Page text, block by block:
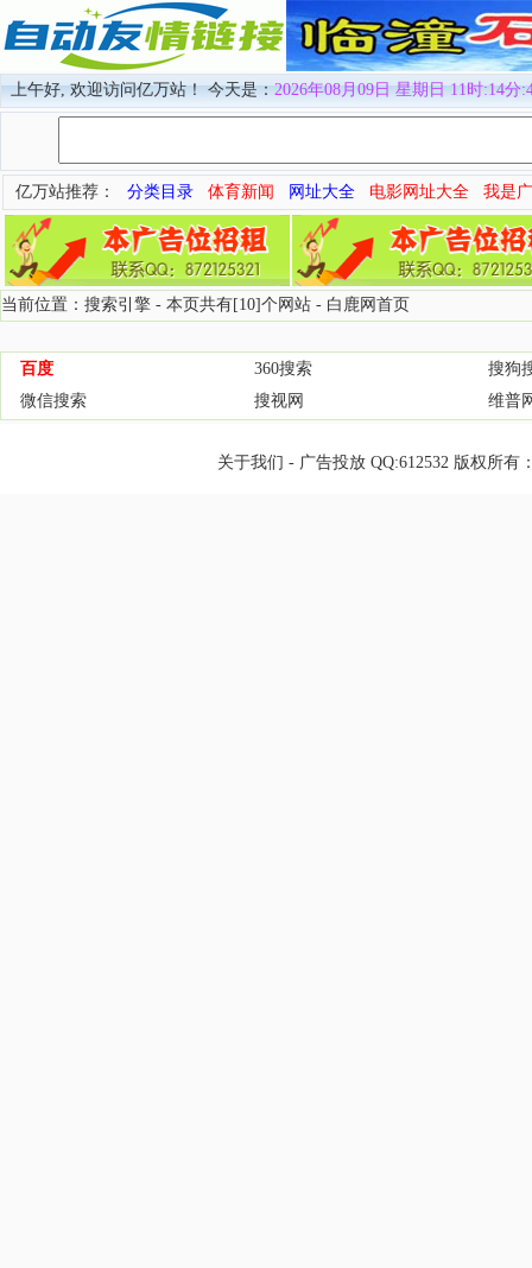
上午好, 欢迎访问亿万站！ 今天是：2026年08月09日 星期日 11时:14分
亿万站推荐： 分类目录 体育新闻 网址大全 电影网址大全 我是
当前位置：搜索引擎 - 本页共有[10]个网站 - 白鹿网首页
百度 360搜索
搜狗
微信搜索
搜视网 维普
关于我们 - 广告投放QQ:612532版权所有